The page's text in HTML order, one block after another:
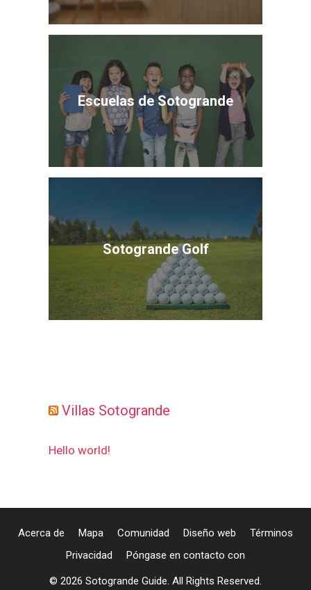
Escuelas de Sotogrande
Sotogrande Golf
Villas Sotogrande
Hello world!
Acerca de Mapa Comunidad Diseño web
Términos
Privacidad
Póngase en contacto con
© 2026 Sotogrande Guide. All Rights Reserved.